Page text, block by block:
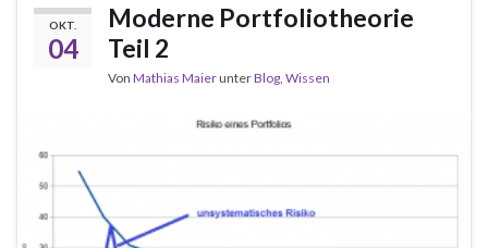
OKT.
04
Moderne Portfoliotheorie
Teil 2
Von Mathias MaierunterBlog Wissen